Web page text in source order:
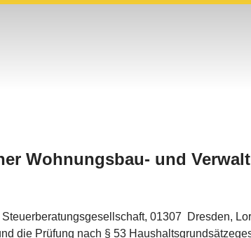
Wohnungsbau- und
01307 Dresden,
die Prüfung nach § 53